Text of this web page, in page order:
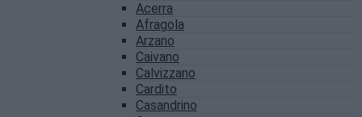
Acerra
Afragola
Arzano
Caivano
Calvizzano
Cardito
Casandrino